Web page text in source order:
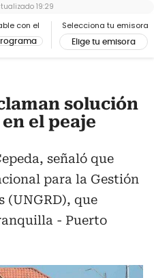
con el Selecciona tu emisora
Elige tu emisora
19:29
solución
el peaje
señaló que
para la Gestión
(UNGRD), que
- Puerto